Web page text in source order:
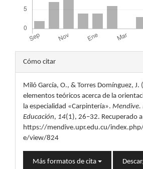
Detalles
del
artículo
Cómo citar
Miló García, O., & Torres Domínguez,
elementos teóricos acerca de la
la especialidad «Carpintería». Mendive.
Educación, 14(1), 26–32. Recuperado
https://mendive.upr.edu.cu/
e/view/824
Más formatos de cita